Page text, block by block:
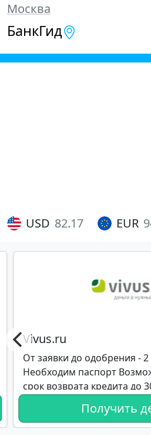
Москва
БанкГид
USD 82.17 EUR
Vivus.ru
От заявки до одобрения -
Необходим паспорт
срок возврата кредита до
Получить